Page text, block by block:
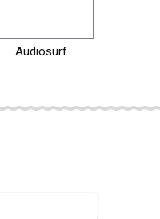
Audiosurf